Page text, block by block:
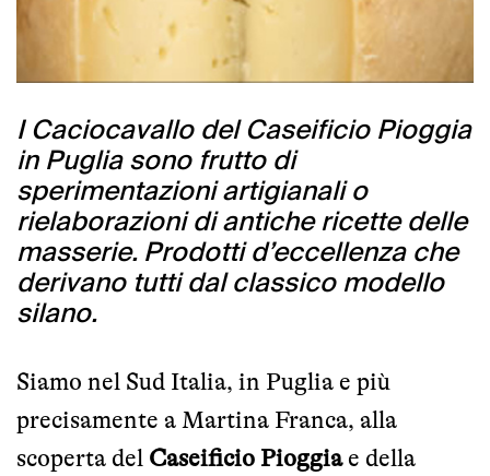
I Caciocavallo del Caseificio Pioggia
in Puglia sono frutto di
sperimentazioni artigianali o
rielaborazioni di antiche ricette delle
masserie. Prodotti d’eccellenza che
derivano tutti dal classico modello
silano.
Siamo nel Sud Italia, in Puglia e più
precisamente a Martina Franca, alla
scoperta del Caseificio Pioggiae della